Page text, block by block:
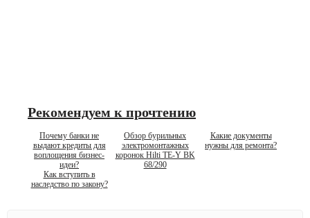
Рекомендуем к прочтению
Почему банки не
выдают кредиты для
воплощения бизнес-
идеи?
Обзор бурильных
электромонтажных
коронок Hilti TE-Y BK
68/290
Какие документы
нужны для ремонта?
Как вступить в
наследство по закону?